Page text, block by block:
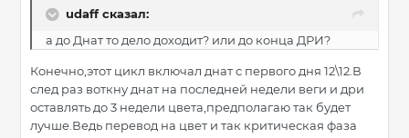
udaff сказал:
а до Днат то дело доходит? или до конца ДРИ?
Конечно,этот цикл включал днат с первого дня 12\12.В
след раз воткну днат на последней недели веги и дри
оставлять до 3 недели цвета,предполагаю так будет
лучше.Ведь перевод на цвет и так критическая фаза